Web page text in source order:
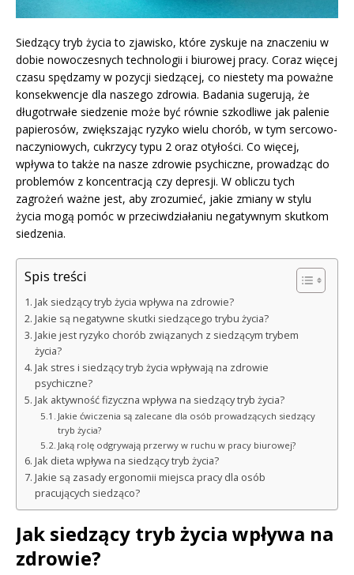
Siedzący tryb życia to zjawisko, które zyskuje na znaczeniu w
dobie nowoczesnych technologii i biurowej pracy. Coraz więcej
czasu spędzamy w pozycji siedzącej, co niestety ma poważne
konsekwencje dla naszego zdrowia. Badania sugerują, że
długotrwałe siedzenie może być równie szkodliwe jak palenie
papierosów, zwiększając ryzyko wielu chorób, w tym sercowo-
naczyniowych, cukrzycy typu 2 oraz otyłości. Co więcej,
wpływa to także na nasze zdrowie psychiczne, prowadząc do
problemów z koncentracją czy depresji. W obliczu tych
zagrożeń ważne jest, aby zrozumieć, jakie zmiany w stylu
życia mogą pomóc w przeciwdziałaniu negatywnym skutkom
siedzenia.
Spis treści
Jak siedzący tryb życia wpływa na zdrowie?
Jakie są negatywne skutki siedzącego trybu życia?
Jakie jest ryzyko chorób związanych z siedzącym trybem
życia?
Jak stres i siedzący tryb życia wpływają na zdrowie
psychiczne?
Jak aktywność fizyczna wpływa na siedzący tryb życia?
Jakie ćwiczenia są zalecane dla osób prowadzących siedzący
tryb życia?
Jaką rolę odgrywają przerwy w ruchu w pracy biurowej?
Jak dieta wpływa na siedzący tryb życia?
Jakie są zasady ergonomii miejsca pracy dla osób
pracujących siedząco?
Jak siedzący tryb życia wpływa na
zdrowie?